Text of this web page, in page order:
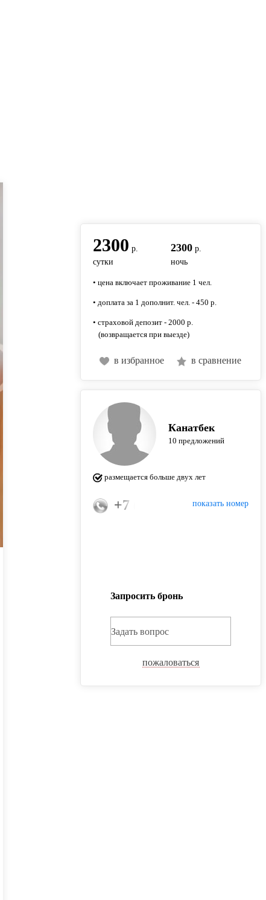
2300 р.
сутки
2300 р.
ночь
• цена включает проживание 1 чел.
• доплата за 1 дополнит. чел. - 450 р.
• страховой депозит - 2000 р.
(возвращается при выезде)
в избранное в сравнение
Канатбек
10 предложений
размещается больше двух лет
показать номер
+7 (936) 000-62-57
Запросить бронь
Задать вопрос
пожаловаться